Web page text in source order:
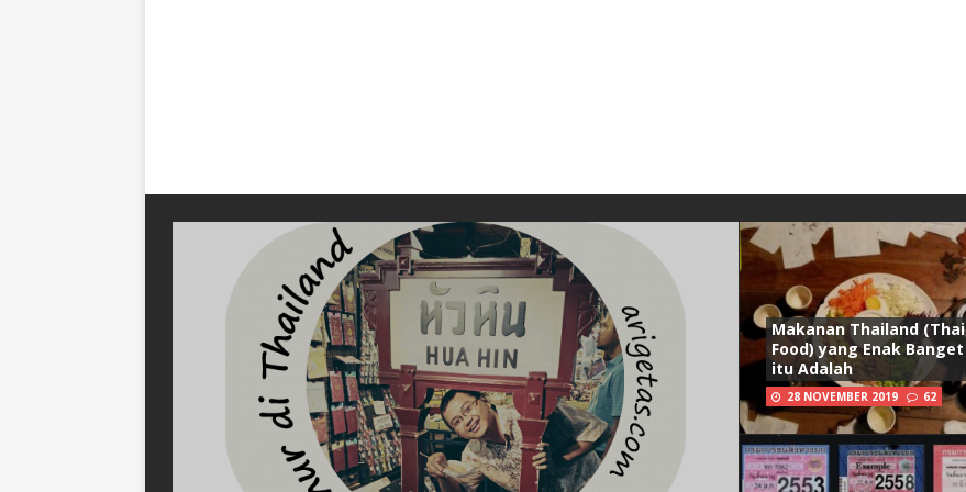
Makanan Thailand (Thai
Food) yang Enak Banget
itu Adalah
28 NOVEMBER 2019 62